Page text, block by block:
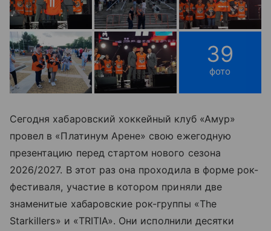
39
фото
Сегодня хабаровский хоккейный клуб «Амур»
провел в «Платинум Арене» свою ежегодную
презентацию перед стартом нового сезона
2026/2027. В этот раз она проходила в форме рок-
фестиваля, участие в котором приняли две
знаменитые хабаровские рок-группы «The
Starkillers» и «TRITIA». Они исполнили десятки